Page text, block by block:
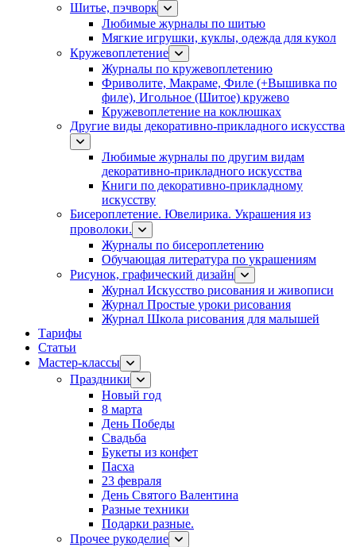
Шитье, пэчворк
Любимые журналы по шитью
Мягкие игрушки, куклы, одежда для кукол
Кружевоплетение
Журналы по кружевоплетению
Фриволите, Макраме, Филе (+Вышивка по
филе), Игольное (Шитое) кружево
Кружевоплетение на коклюшках
Другие виды декоративно-прикладного искусства
Любимые журналы по другим видам
декоративно-прикладного искусства
Книги по декоративно-прикладному
искусству
Бисероплетение. Ювелирика. Украшения из
проволоки.
Журналы по бисероплетению
Обучающая литература по украшениям
Рисунок, графический дизайн
Журнал Искусство рисования и живописи
Журнал Простые уроки рисования
Журнал Школа рисования для малышей
Тарифы
Статьи
Мастер-классы
Праздники
Новый год
8 марта
День Победы
Свадьба
Букеты из конфет
Пасха
23 февраля
День Святого Валентина
Разные техники
Подарки разные.
Прочее рукоделие